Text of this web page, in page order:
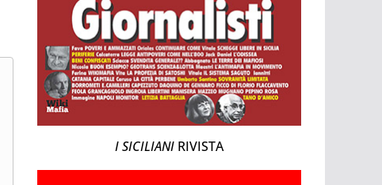
I SICILIANI RIVISTA